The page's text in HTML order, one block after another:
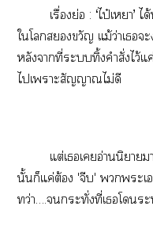
เรื่องย่อ : ‘ไป๋เา’
ใโขวัญ แม้ว่าเ
หลังาที่ะทิ้งคำสั่งไว้แ
ไเาะสัญญาณไม่ดี
แต่เเอ่านนิยาย
นั้นก็แค่ต้อง 'จีบ' ะเ
ทว่า….กระทั่งที่เโ